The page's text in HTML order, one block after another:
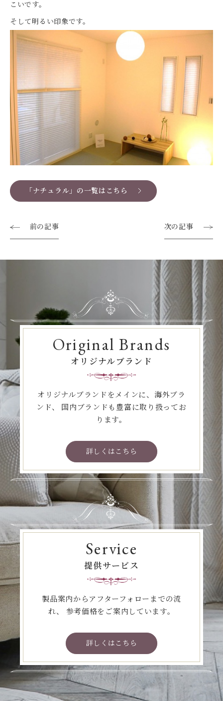
こいです。
そして明るい印象です。
「ナチュラル」の一覧はこちら
前の記事 次の記事
Original Brands
オリジナルブランド
オリジナルブランドをメインに、海外ブラ
ンド、
国内ブランドも豊富に取り扱ってお
ります。
詳しくはこちら
Service
提供サービス
製品案内からアフターフォローまでの流
れ、
参考価格をご案内しています。
詳しくはこちら